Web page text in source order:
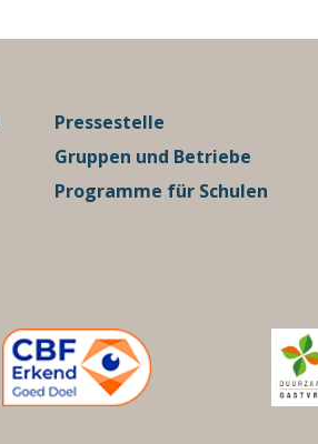
Pressestelle
Gruppen und Betriebe
Programme für Schulen